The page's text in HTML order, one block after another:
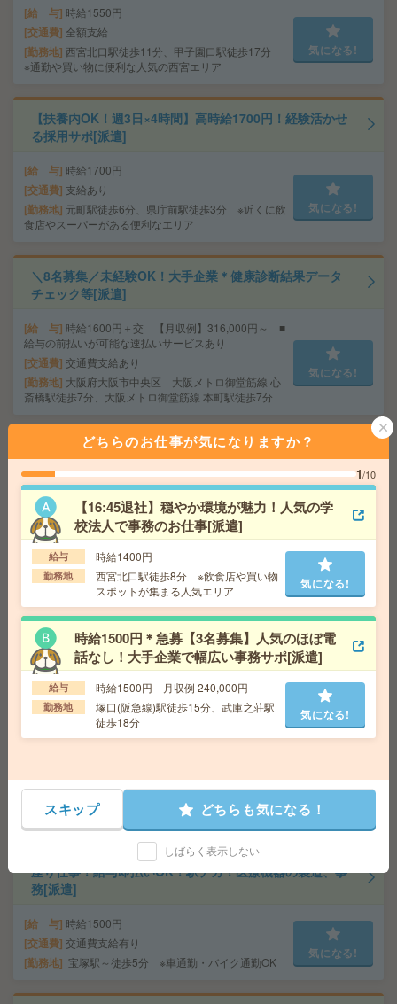
給 与 時給1550円
交通費 全額支給
勤務地 西宮北口駅徒歩11分、甲子園口駅徒歩17分
※通勤や買い物に便利な人気の西宮エリア
気になる!
【扶養内OK！週3日×4時間】高時給1700円！経験活かせ
る採用サポ[派遣]
給 与 時給1700円
交通費 支給あり
勤務地 元町駅徒歩6分、県庁前駅徒歩3分 ※近くに飲
食店やスーパーがある便利なエリア
気になる!
＼8名募集／未経験OK！大手企業＊健康診断結果データ
チェック等[派遣]
給 与 時給1600円＋交 【月収例】316,000円～ ■
給与の前払いが可能な速払いサービスあり
交通費 交通費支給あり
勤務地 大阪府大阪市中央区 大阪メトロ御堂筋線 心
斎橋駅徒歩7分、大阪メトロ御堂筋線 本町駅徒歩7分
気になる!
【高時給1730円】未経験OK＊残業なし！データ入力やチ
給 与
時給1730円＋交 ■給与の前払いが可能な速
払いサービスあり
交通費 交通費支給あり
勤務地 大阪府大阪市北区 大阪メトロ四つ橋線 西梅
田駅徒歩4分、大阪環状線 大阪駅徒歩7分
高時給！日勤のお仕事！製品の最終検査等[派遣]
給 与 時給1560円
交通費 交通費支給有り
勤務地 塚口駅～徒歩11分
気になる!
給 与 時給1550円
交通費支給有り
勤務地 武庫川団地前駅～ ※バイク通勤OK
気になる!
座り仕事！給与即払いOK！駅チカ！医療機器の製造、事
務[派遣]
給 与 時給1500円
交通費 交通費支給有り
勤務地 宝塚駅～徒歩5分 ※車通勤・バイク通勤OK
気になる!
どちらのお仕事が気になりますか？
1/10
【16:45退社】穏やか環境が魅力！人気の学
校法人で事務のお仕事[派遣]
給与 時給1400円
勤務地
西宮北口駅徒歩8分 ※飲食店や買い物
スポットが集まる人気エリア
気になる!
時給1500円＊急募【3名募集】人気のほぼ電
話なし！大手企業で幅広い事務サポ[派遣]
給与 時給1500円 月収例 240,000円
勤務地
塚口(阪急線)駅徒歩15分、武庫之荘駅
徒歩18分
気になる!
スキップ どちらも気になる！
しばらく表示しない